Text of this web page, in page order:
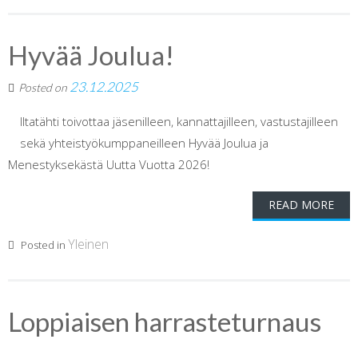
Hyvää Joulua!
Posted on 23.12.2025
Iltatähti toivottaa jäsenilleen, kannattajilleen, vastustajilleen
sekä yhteistyökumppaneilleen Hyvää Joulua ja
Menestyksekästä Uutta Vuotta 2026!
READ MORE
Posted in Yleinen
Loppiaisen harrasteturnaus